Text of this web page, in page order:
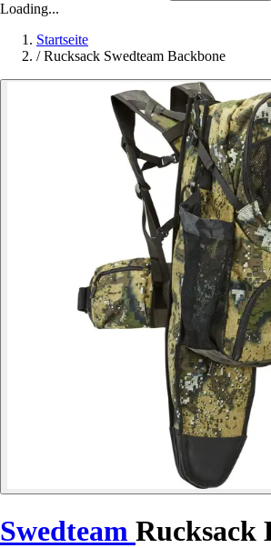
Loading...
Startseite
/ Rucksack Swedteam Backbone
Swedteam Rucksack